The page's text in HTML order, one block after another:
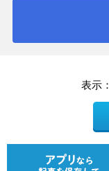
表示：